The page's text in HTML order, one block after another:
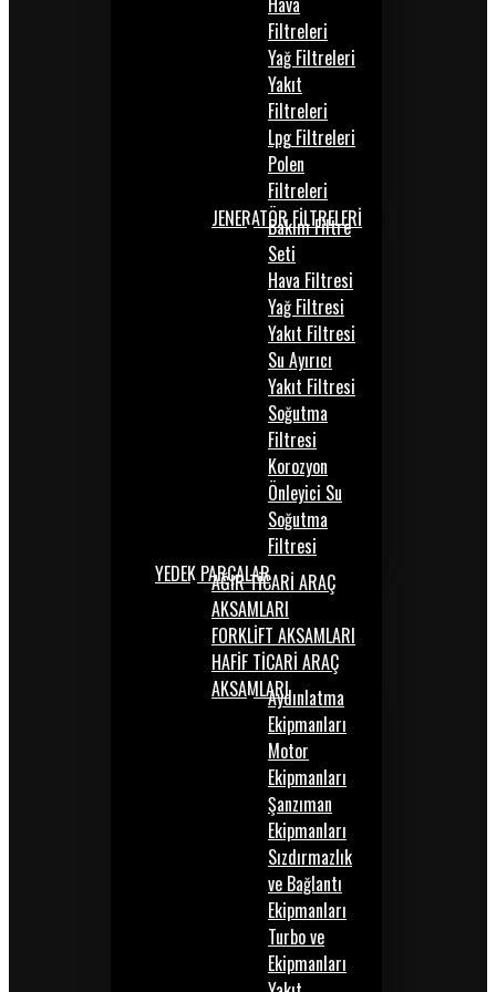
Filtreleri
Yağ Filtreleri
Yakıt
Filtreleri
Lpg Filtreleri
Polen
Filtreleri
JENERATÖR FİLTRELERİ
Bakım Filtre
Seti
Hava Filtresi
Yağ Filtresi
Yakıt Filtresi
Su Ayırıcı
Yakıt Filtresi
Soğutma
Filtresi
Korozyon
Önleyici Su
Soğutma
Filtresi
YEDEK PARÇALARAĞIR TİCARİ ARAÇ
AKSAMLARI
FORKLİFT AKSAMLARI
HAFİF TİCARİ ARAÇ
AKSAMLARIAydınlatma
Ekipmanları
Motor
Ekipmanları
Şanzıman
Ekipmanları
Sızdırmazlık
ve Bağlantı
Ekipmanları
Turbo ve
Ekipmanları